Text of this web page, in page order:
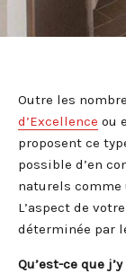
Outre les
d’Excellence ou
proposent ce
possible d’en
naturels comme
L’aspect de
déterminée par
Qu’est-ce que